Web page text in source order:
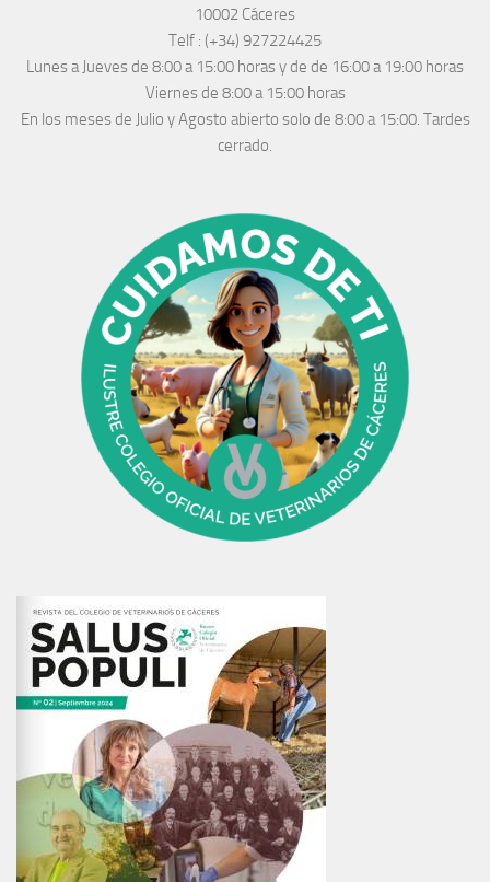
10002 Cáceres
Telf : (+34) 927224425
Lunes a Jueves de 8:00 a 15:00 horas y de de 16:00 a 19:00 horas
Viernes de 8:00 a 15:00 horas
En los meses de Julio y Agosto abierto solo de 8:00 a 15:00. Tardes
cerrado.